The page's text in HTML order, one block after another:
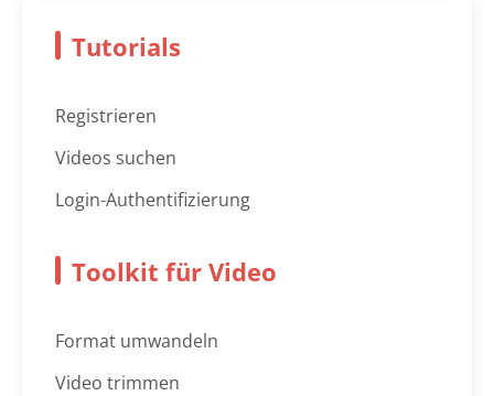
Tutorials
Registrieren
Videos suchen
Login-Authentifizierung
Toolkit für Video
Format umwandeln
Video trimmen